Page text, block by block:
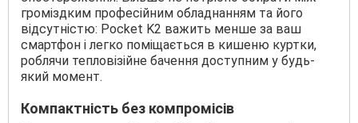
громіздким професійним обладнанням та його
відсутністю: Pocket K2 важить менше за ваш
смартфон і легко поміщається в кишеню куртки,
роблячи тепловізійне бачення доступним у будь-
який момент.
Компактність без компромісів